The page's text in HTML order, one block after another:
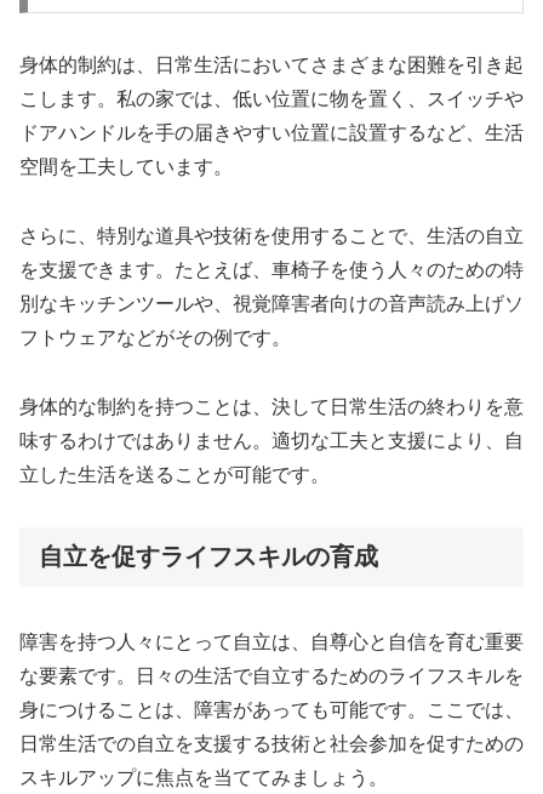
身体的制約は、日常生活においてさまざまな困難を引き起
こします。私の家では、低い位置に物を置く、スイッチや
ドアハンドルを手の届きやすい位置に設置するなど、生活
空間を工夫しています。
さらに、特別な道具や技術を使用することで、生活の自立
を支援できます。たとえば、車椅子を使う人々のための特
別なキッチンツールや、視覚障害者向けの音声読み上げソ
フトウェアなどがその例です。
身体的な制約を持つことは、決して日常生活の終わりを意
味するわけではありません。適切な工夫と支援により、自
立した生活を送ることが可能です。
自立を促すライフスキルの育成
障害を持つ人々にとって自立は、自尊心と自信を育む重要
な要素です。日々の生活で自立するためのライフスキルを
身につけることは、障害があっても可能です。ここでは、
日常生活での自立を支援する技術と社会参加を促すための
スキルアップに焦点を当ててみましょう。